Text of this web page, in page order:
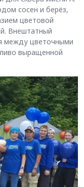
сосен и берёз,
цветовой
Внештатный
между цветочными
выращенной